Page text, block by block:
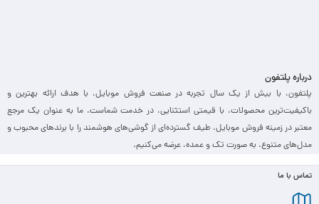
درباره پلتفون
پلتفون، با بیش از یک سال تجربه در صنعت فروش موبایل، با هدف ارائه بهترین و
باکیفیت‌ترین محصولات، با قیمتی استثنایی، در خدمت شماست. ما به عنوان یک مرجع
معتبر در زمینه فروش موبایل، طیف گسترده‌ای از گوشی‌های هوشمند را با برندهای محبوب و
مدل‌های متنوع، به صورت تک و عمده، عرضه می‌کنیم.
تماس با ما